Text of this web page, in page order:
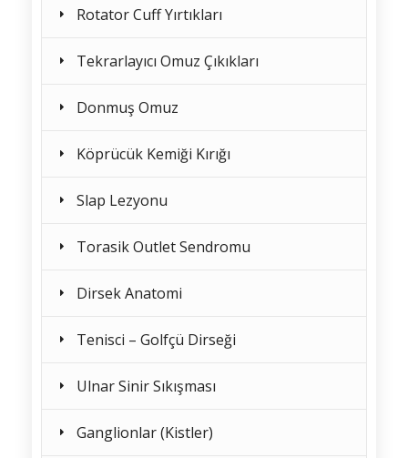
Rotator Cuff Yırtıkları
Tekrarlayıcı Omuz Çıkıkları
Donmuş Omuz
Köprücük Kemiği Kırığı
Slap Lezyonu
Torasik Outlet Sendromu
Dirsek Anatomi
Tenisci – Golfçü Dirseği
Ulnar Sinir Sıkışması
Ganglionlar (Kistler)